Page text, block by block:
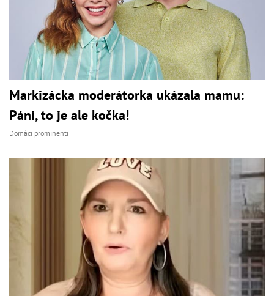
Markizácka moderátorka ukázala mamu:
Páni, to je ale kočka!
Domáci prominenti